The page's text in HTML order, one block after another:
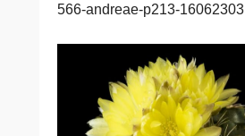
566-andreae-p213-16062303